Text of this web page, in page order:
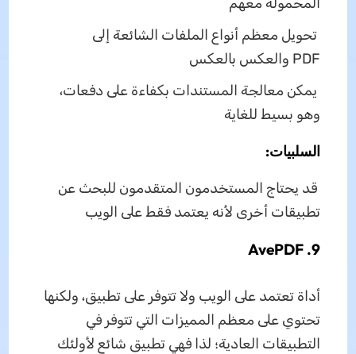
المحمولة معهم
تحويل معظم أنواع الملفات الشائعة إلى
PDF والعكس بالعكس
يمكن معالجة المستندات بكفاءة على دفعات،
وهو بسيط للغاية
السلبيات:
قد يحتاج المستخدمون المتقدمون للبحث عن
تطبيقات أخرى لأنه يعتمد فقط على الويب
9. AvePDF
أداة تعتمد على الويب ولا تتوفر على تطبيق، ولكنها
تحتوي على معظم المميزات التي تتوفر في
التطبيقات العادية؛ لذا فهي تطبيق شائع لأولئك